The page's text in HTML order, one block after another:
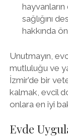
sağlığını
hakkında
Unutmayın,
mutluluğu ve
İzmir’de bir
kalmak, evcil
onlara en iyi
Evde